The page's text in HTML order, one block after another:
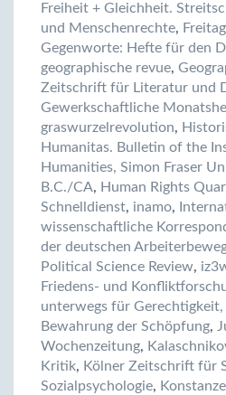
Freiheit + Gleichheit.
und Menschenrechte, Freitag
Gegenworte: Hefte für den
geographische revue,
Zeitschrift für Literatur und
Gewerkschaftliche
graswurzelrevolution,
Humanitas. Bulletin of the
Humanities, Simon Fraser
B.C./CA, Human Rights
Schnelldienst, inamo,
wissenschaftliche
der deutschen
Political Science Review,
Friedens- und
unterwegs für Gerechtigkeit,
Bewahrung der Schöpfung,
Wochenzeitung,
Kritik, Kölner Zeitschrift für
Sozialpsychologie,